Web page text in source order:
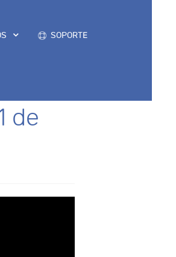
SOPORTE
de